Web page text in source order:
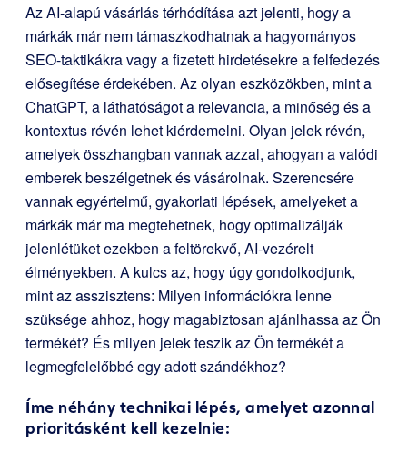
Az AI-alapú vásárlás térhódítása azt jelenti, hogy a
márkák már nem támaszkodhatnak a hagyományos
SEO-taktikákra vagy a fizetett hirdetésekre a felfedezés
elősegítése érdekében. Az olyan eszközökben, mint a
ChatGPT, a láthatóságot a relevancia, a minőség és a
kontextus révén lehet kiérdemelni. Olyan jelek révén,
amelyek összhangban vannak azzal, ahogyan a valódi
emberek beszélgetnek és vásárolnak. Szerencsére
vannak egyértelmű, gyakorlati lépések, amelyeket a
márkák már ma megtehetnek, hogy optimalizálják
jelenlétüket ezekben a feltörekvő, AI-vezérelt
élményekben. A kulcs az, hogy úgy gondolkodjunk,
mint az asszisztens: Milyen információkra lenne
szüksége ahhoz, hogy magabiztosan ajánlhassa az Ön
termékét? És milyen jelek teszik az Ön termékét a
legmegfelelőbbé egy adott szándékhoz?
Íme néhány technikai lépés, amelyet azonnal
prioritásként kell kezelnie: